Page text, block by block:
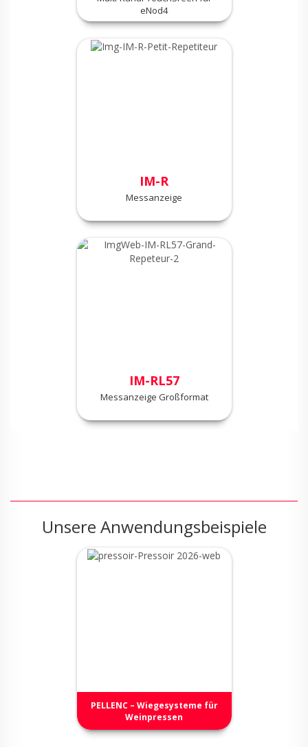
eNod4
IM-R
Messanzeige
IM-RL57
Messanzeige Großformat
Unsere Anwendungsbeispiele
PELLENC – Wiegesysteme für
Weinpressen